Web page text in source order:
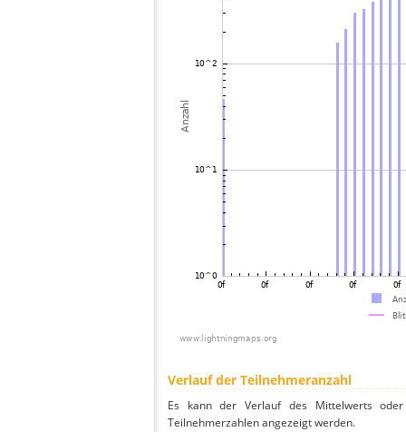
Verlauf der Teilnehmeranzahl
Es kann der Verlauf des Mittelwerts
Teilnehmerzahlen angezeigt werden.